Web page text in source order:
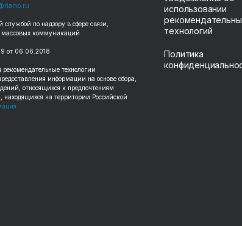
по надзору в сфере связи,
массовых коммуникаций
от 06.06.2018
технологии
информации на основе сбора,
относящихся к предпочтениям
находящихся на территории Российской
использовании
технологий
Политика